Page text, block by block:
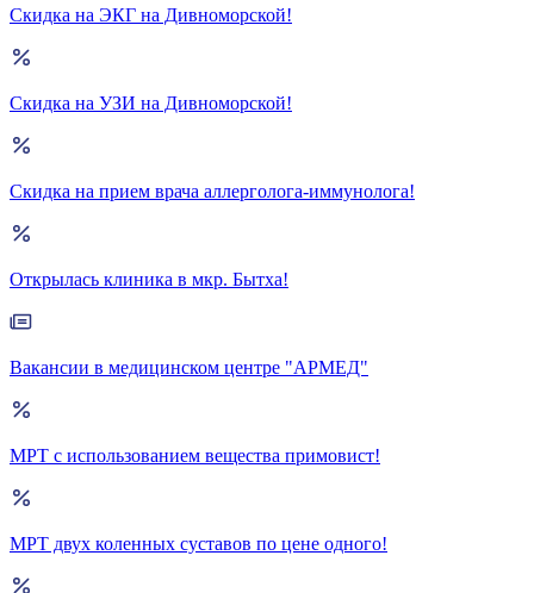
Скидка на ЭКГ на Дивноморской!
Скидка на УЗИ на Дивноморской!
Скидка на прием врача аллерголога-иммунолога!
Открылась клиника в мкр. Бытха!
Вакансии в медицинском центре "АРМЕД"
МРТ с использованием вещества примовист!
МРТ двух коленных суставов по цене одного!